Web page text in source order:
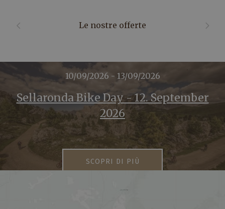
Le nostre offerte
10/09/2026 - 13/09/2026
Sellaronda Bike Day - 12. September
2026
SCOPRI DI PIÙ